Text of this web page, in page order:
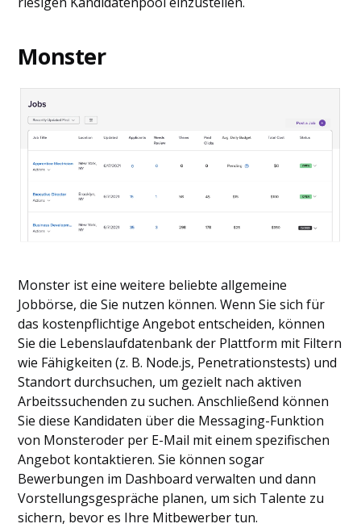
Monster
Monster ist eine weitere beliebte allgemeine
Jobbörse, die Sie nutzen können. Wenn Sie sich für
das kostenpflichtige Angebot entscheiden, können
Sie die Lebenslaufdatenbank der Plattform mit Filtern
wie Fähigkeiten (z. B. Node.js, Penetrationstests) und
Standort durchsuchen, um gezielt nach aktiven
Arbeitssuchenden zu suchen. Anschließend können
Sie diese Kandidaten über die Messaging-Funktion
von Monsteroder per E-Mail mit einem spezifischen
Angebot kontaktieren. Sie können sogar
Bewerbungen im Dashboard verwalten und dann
Vorstellungsgespräche planen, um sich Talente zu
sichern, bevor es Ihre Mitbewerber tun.